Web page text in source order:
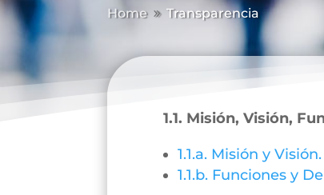
Home 9 Transparencia
1.1. Misión, Visión,
1.1.a. Misión y Visión.
1.1.b. Funciones y